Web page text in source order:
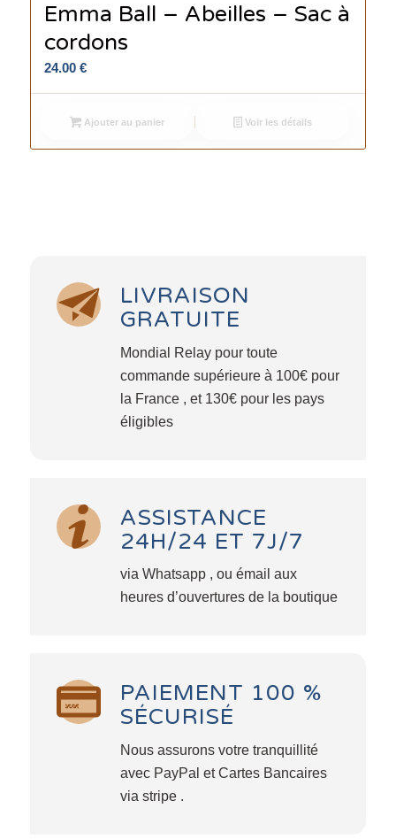
Emma Ball – Abeilles – Sac à
cordons
24.00 €
Ajouter au panier Voir les détails
LIVRAISON
GRATUITE
Mondial Relay pour toute
commande supérieure à 100€ pour
la France , et 130€ pour les pays
éligibles
ASSISTANCE
24H/24 ET 7J/7
via Whatsapp , ou émail aux
heures d’ouvertures de la boutique
PAIEMENT 100 %
SÉCURISÉ
Nous assurons votre tranquillité
avec PayPal et Cartes Bancaires
via stripe .